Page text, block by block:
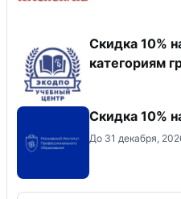
Скидка 10%
категориям
Скидка 10%
До 31 декабря,